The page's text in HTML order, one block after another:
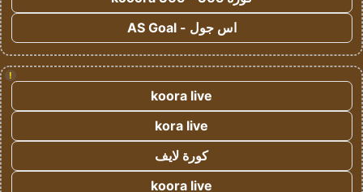
اس جول - AS Goal
!
koora live
kora live
كورة لايف
koora live